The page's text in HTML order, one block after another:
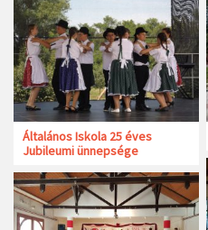
Általános Iskola 25 éves
Jubileumi ünnepsége